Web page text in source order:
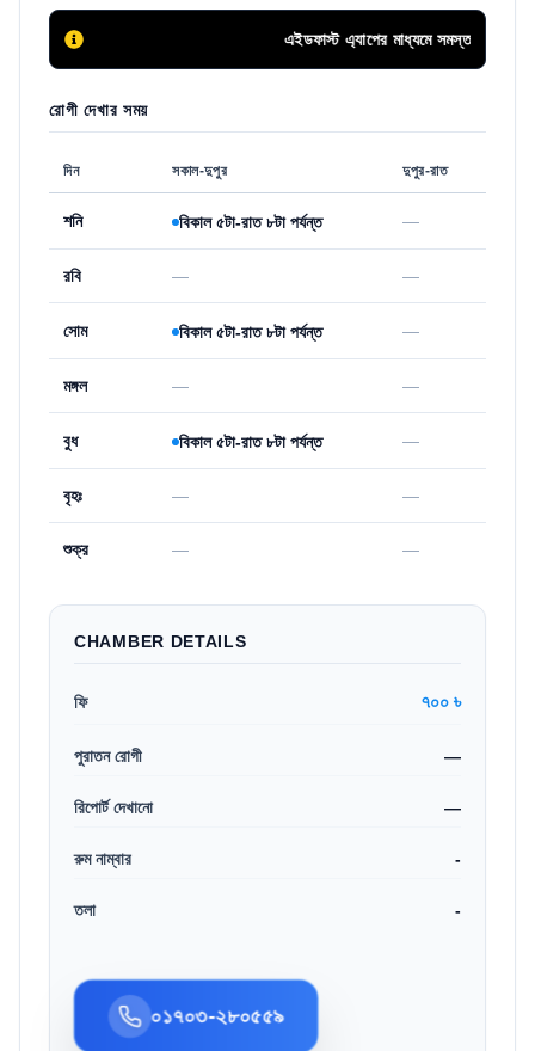
এইডফাস্ট এ্যাপের মাধ্যমে সমস্ত চিকিৎসা
রোগী দেখার সময়
দিন সকাল-দুপুর দুপুর-রাত
শনি বিকাল ৫টা-রাত ৮টা পর্যন্ত —
রবি — —
সোম বিকাল ৫টা-রাত ৮টা পর্যন্ত —
মঙ্গল — —
বুধ বিকাল ৫টা-রাত ৮টা পর্যন্ত —
বৃহঃ — —
শুক্র — —
CHAMBER DETAILS
ফি ৭০০ ৳
পুরাতন রোগী —
রিপোর্ট দেখানো —
রুম নাম্বার -
তলা -
০১৭০৩-২৮০৫৫৯